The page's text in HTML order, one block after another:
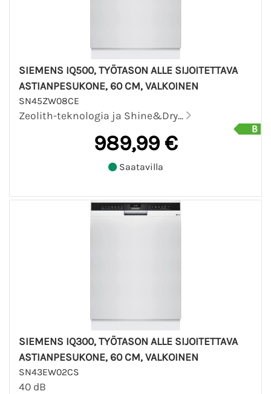
SIEMENS IQ500, TYÖTASON ALLE SIJOITETTAVA
ASTIANPESUKONE, 60 CM, VALKOINEN
SN45ZW08CE
Zeolith-teknologia ja Shine&Dry...
989,99 €
Saatavilla
SIEMENS IQ300, TYÖTASON ALLE SIJOITETTAVA
ASTIANPESUKONE, 60 CM, VALKOINEN
SN43EW02CS
40 dB